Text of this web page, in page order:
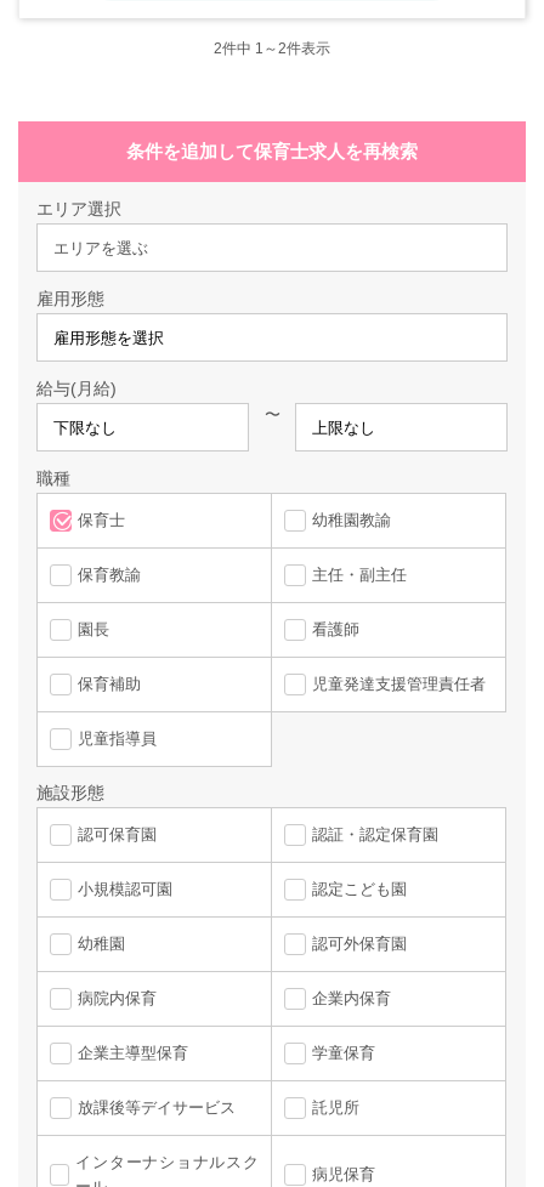
2件中 1～2件表示
条件を追加して保育士求人を再検索
エリア選択
エリアを選ぶ
雇用形態
給与(月給)
〜
職種
保育士 幼稚園教諭
保育教諭 主任・副主任
園長 看護師
保育補助 児童発達支援管理責任者
児童指導員
施設形態
認可保育園 認証・認定保育園
小規模認可園 認定こども園
幼稚園 認可外保育園
病院内保育 企業内保育
企業主導型保育 学童保育
放課後等デイサービス 託児所
インターナショナルスク
病児保育